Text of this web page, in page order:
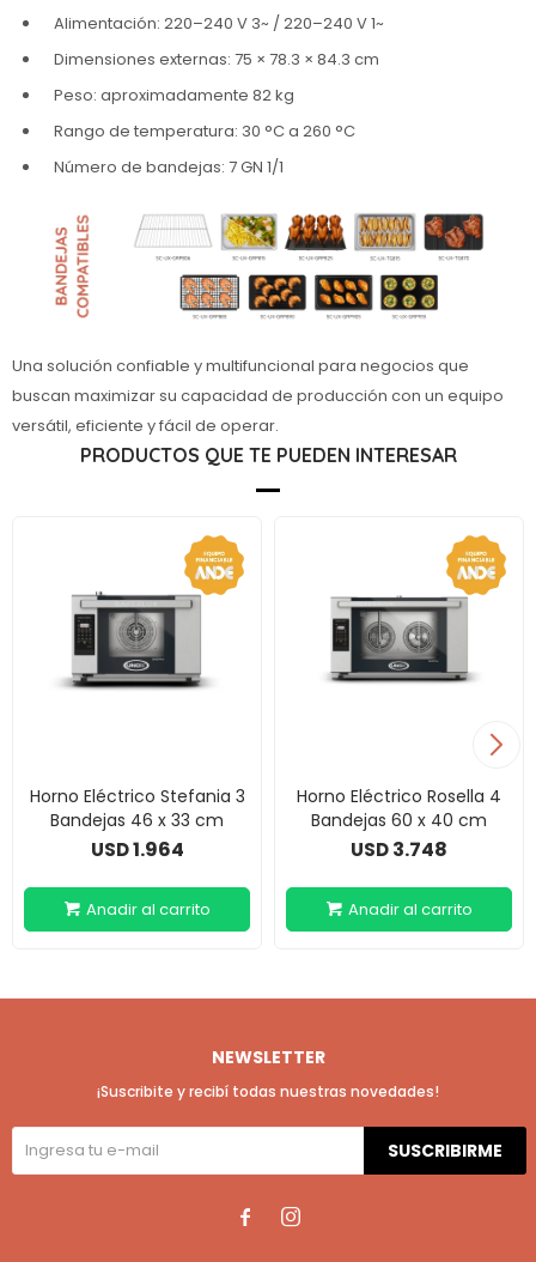
Alimentación: 220–240 V 3~ / 220–240 V 1~
Dimensiones externas: 75 × 78.3 × 84.3 cm
Peso: aproximadamente 82 kg
Rango de temperatura: 30 °C a 260 °C
Número de bandejas: 7 GN 1/1
Una solución confiable y multifuncional para negocios que
buscan maximizar su capacidad de producción con un equipo
versátil, eficiente y fácil de operar.
PRODUCTOS QUE TE PUEDEN INTERESAR
Horno Eléctrico Stefania 3
Bandejas 46 x 33 cm
USD1.964
Horno Eléctrico Rosella 4
Bandejas 60 x 40 cm
USD3.748
NEWSLETTER
¡Suscribite y recibí todas nuestras novedades!
SUSCRIBIRME
 